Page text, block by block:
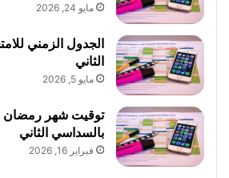
مايو 24, 2026
الجدول الزمني
الثاني
مايو 5, 2026
توقيت شهر رمضان
بالسداسي الثاني
فبراير 16, 2026